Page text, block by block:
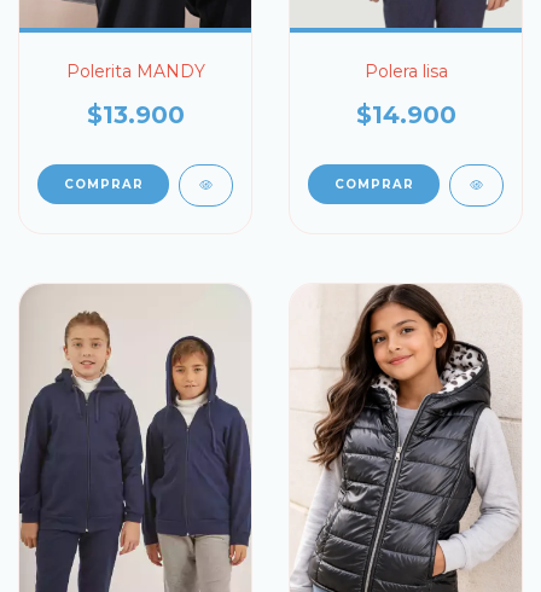
Polerita MANDY
$13.900
COMPRAR
Polera lisa
$14.900
COMPRAR